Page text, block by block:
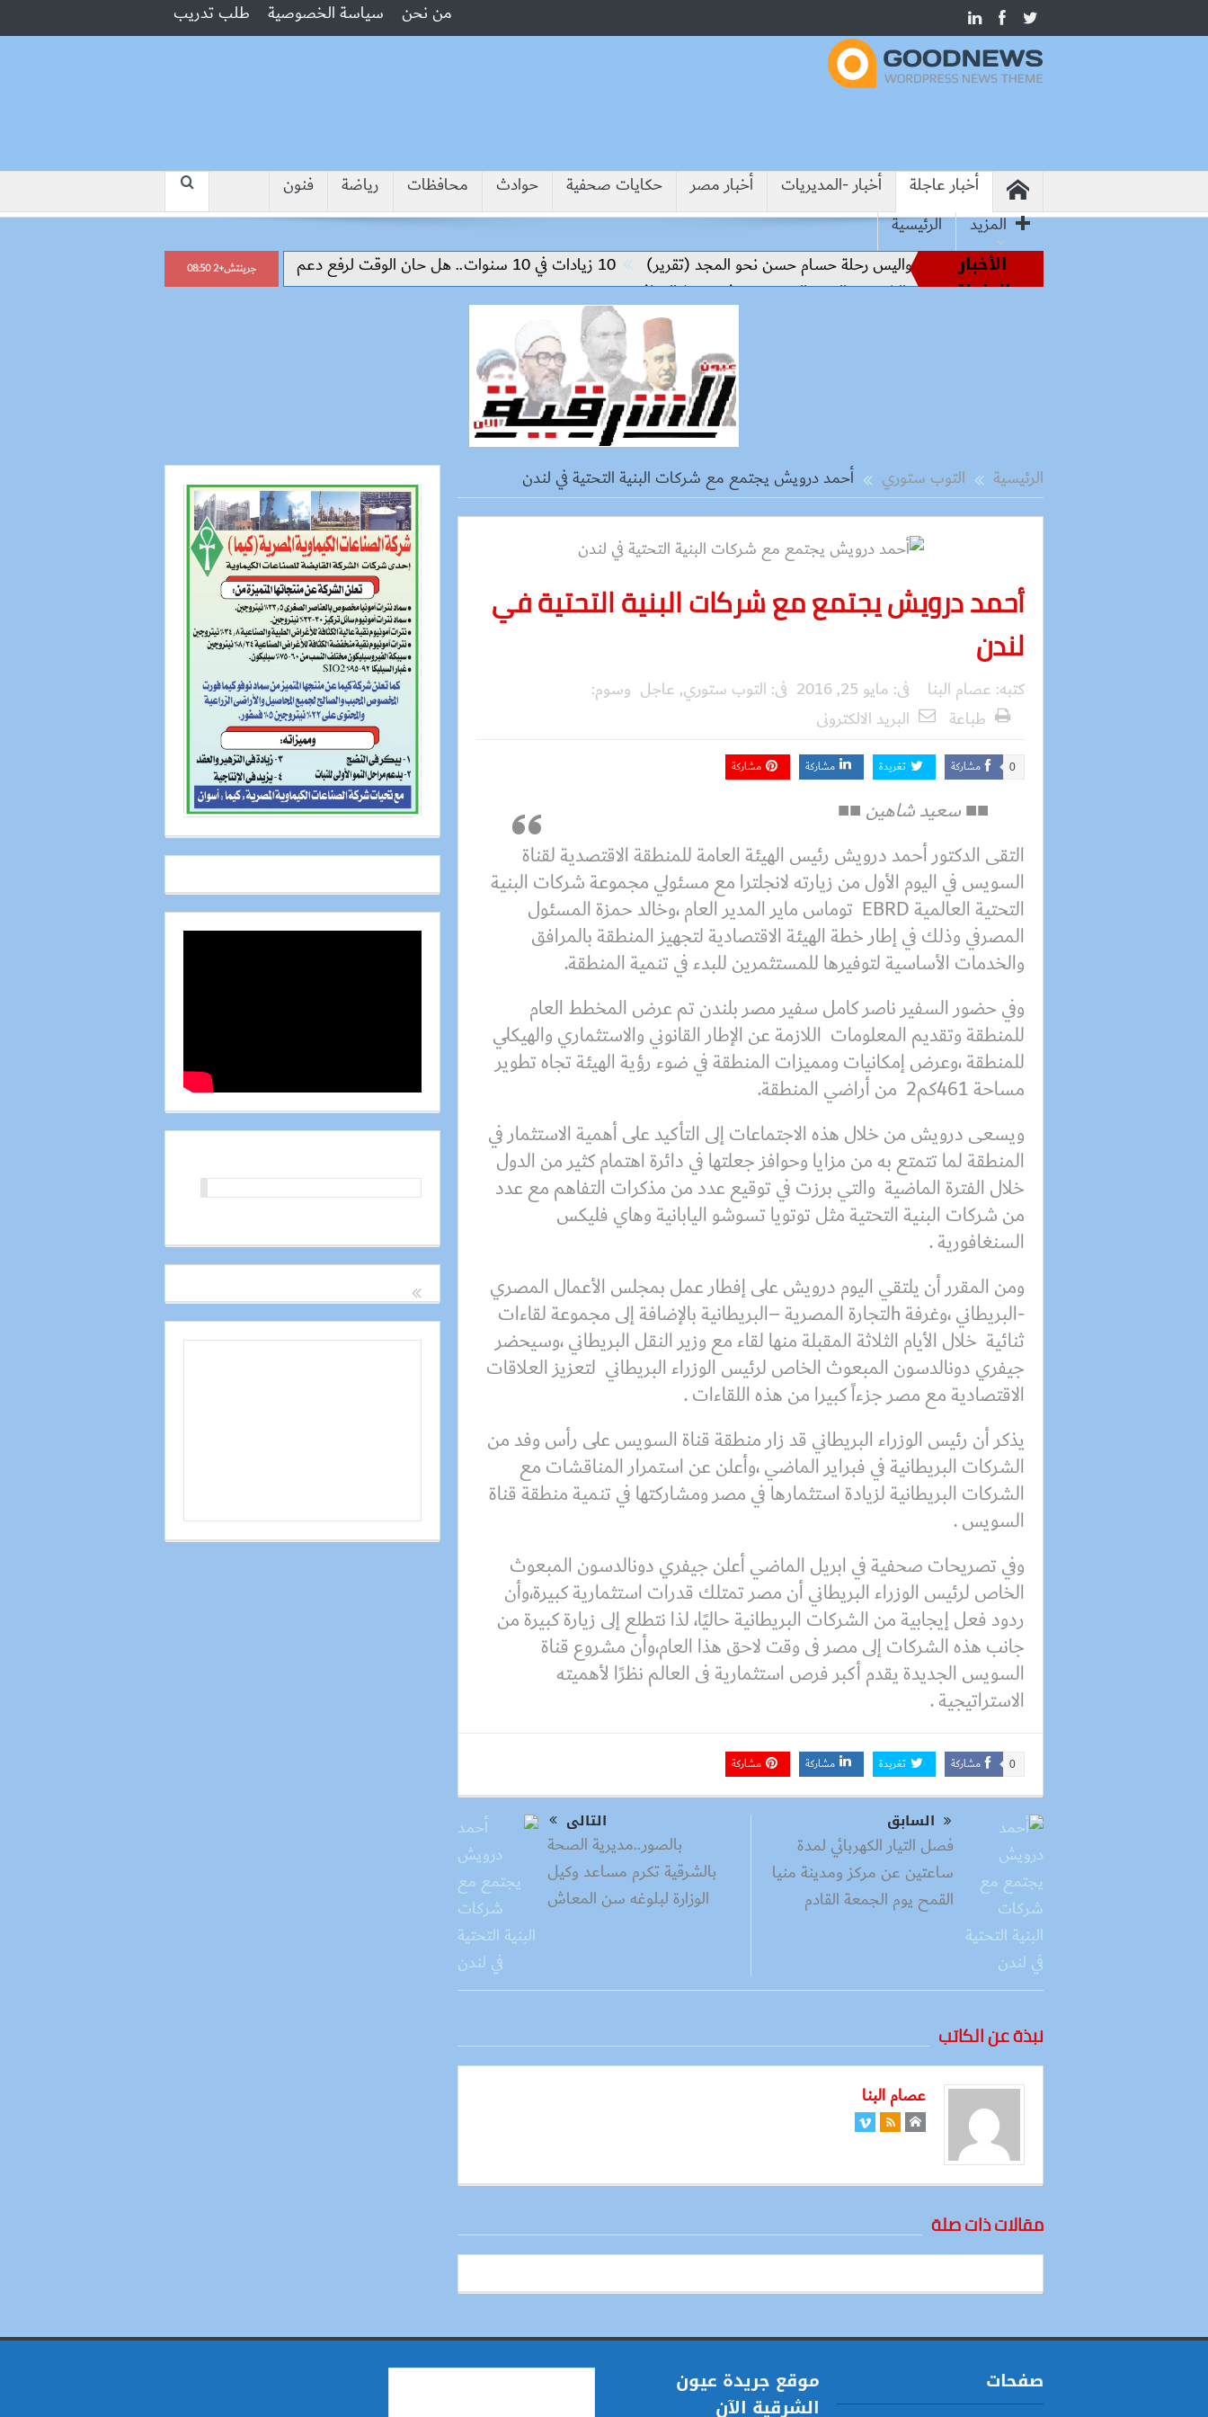
من نحن سياسة الخصوصية طلب تدريب
أخبار عاجلة أخبار -المديريات أخبار مصر حكايات صحفية حوادث محافظات رياضة
فنون
المزيد
الرئيسية
الأخبار
العاجلة
من أساطير الملاعب إلى قيادة الفراعنة.. كواليس رحلة حسام حسن نحو المجد (تقرير) 10 زيادات في 10 سنوات.. هل حان الوقت لرفع دعم البنزين نهائيا؟
“جبروت امرأة”.. مارست الرذيلة
وزيرة الإسكان تسرّع توفيق أوضاع أراضي الشروق والعبور الجديدة وتدفع تنفيذ المرافق
جرينتش+2 08:50
الرئيسية التوب ستوري أحمد درويش يجتمع مع شركات البنية التحتية في لندن
أحمد درويش يجتمع مع شركات البنية التحتية في
لندن
كتبه: عصام البنا فى: مايو 25, 2016 فى: التوب ستوري, عاجل وسوم:
طباعة
البريد الالكترونى
مشاركة 0 تغريدة مشاركة مشاركة
■■ سعيد شاهين ■■
التقى الدكتور أحمد درويش رئيس الهيئة العامة للمنطقة الاقتصدية لقناة
السويس في اليوم الأول من زيارته لانجلترا مع مسئولي مجموعة شركات البنية
التحتية العالمية EBRD توماس ماير المدير العام ،وخالد حمزة المسئول
المصرفي وذلك في إطار خطة الهيئة الاقتصادية لتجهيز المنطقة بالمرافق
والخدمات الأساسية لتوفيرها للمستثمرين للبدء في تنمية المنطقة.
وفي حضور السفير ناصر كامل سفير مصر بلندن تم عرض المخطط العام
للمنطقة وتقديم المعلومات اللازمة عن الإطار القانوني والاستثماري والهيكلي
للمنطقة ،وعرض إمكانيات ومميزات المنطقة في ضوء رؤية الهيئة تجاه تطوير
مساحة 461كم2 من أراضي المنطقة.
ويسعى درويش من خلال هذه الاجتماعات إلى التأكيد على أهمية الاستثمار في
المنطقة لما تتمتع به من مزايا وحوافز جعلتها في دائرة اهتمام كثير من الدول
خلال الفترة الماضية والتي برزت في توقيع عدد من مذكرات التفاهم مع عدد
من شركات البنية التحتية مثل توتويا تسوشو اليابانية وهاي فليكس
السنغافورية .
ومن المقرر أن يلتقي اليوم درويش على إفطار عمل بمجلس الأعمال المصري
-البريطاني ،وغرفة hلتجارة المصرية –البريطانية بالإضافة إلى مجموعة لقاءات
ثنائية خلال الأيام الثلاثة المقبلة منها لقاء مع وزير النقل البريطاني ،وسيحضر
جيفري دونالدسون المبعوث الخاص لرئيس الوزراء البريطاني لتعزيز العلاقات
الاقتصادية مع مصر جزءاً كبيرا من هذه اللقاءات .
يذكر أن رئيس الوزراء البريطاني قد زار منطقة قناة السويس على رأس وفد من
الشركات البريطانية في فبراير الماضي ،وأعلن عن استمرار المناقشات مع
الشركات البريطانية لزيادة استثمارها في مصر ومشاركتها في تنمية منطقة قناة
السويس .
وفي تصريحات صحفية في ابريل الماضي أعلن جيفري دونالدسون المبعوث
الخاص لرئيس الوزراء البريطاني أن مصر تمتلك قدرات استثمارية كبيرة،وأن
ردود فعل إيجابية من الشركات البريطانية حاليًا، لذا نتطلع إلى زيارة كبيرة من
جانب هذه الشركات إلى مصر فى وقت لاحق هذا العام،وأن مشروع قناة
السويس الجديدة يقدم أكبر فرص استثمارية فى العالم نظرًا لأهميته
الاستراتيجية .
مشاركة 0 تغريدة مشاركة مشاركة
السابق
فصل التيار الكهربائي لمدة
ساعتين عن مركز ومدينة منيا
القمح يوم الجمعة القادم
التالى
بالصور..مديرية الصحة
بالشرقية تكرم مساعد وكيل
الوزارة لبلوغه سن المعاش
نبذة عن الكاتب
عصام البنا
مقالات ذات صلة
صفحات
موقع جريدة عيون
الشرقية الآن